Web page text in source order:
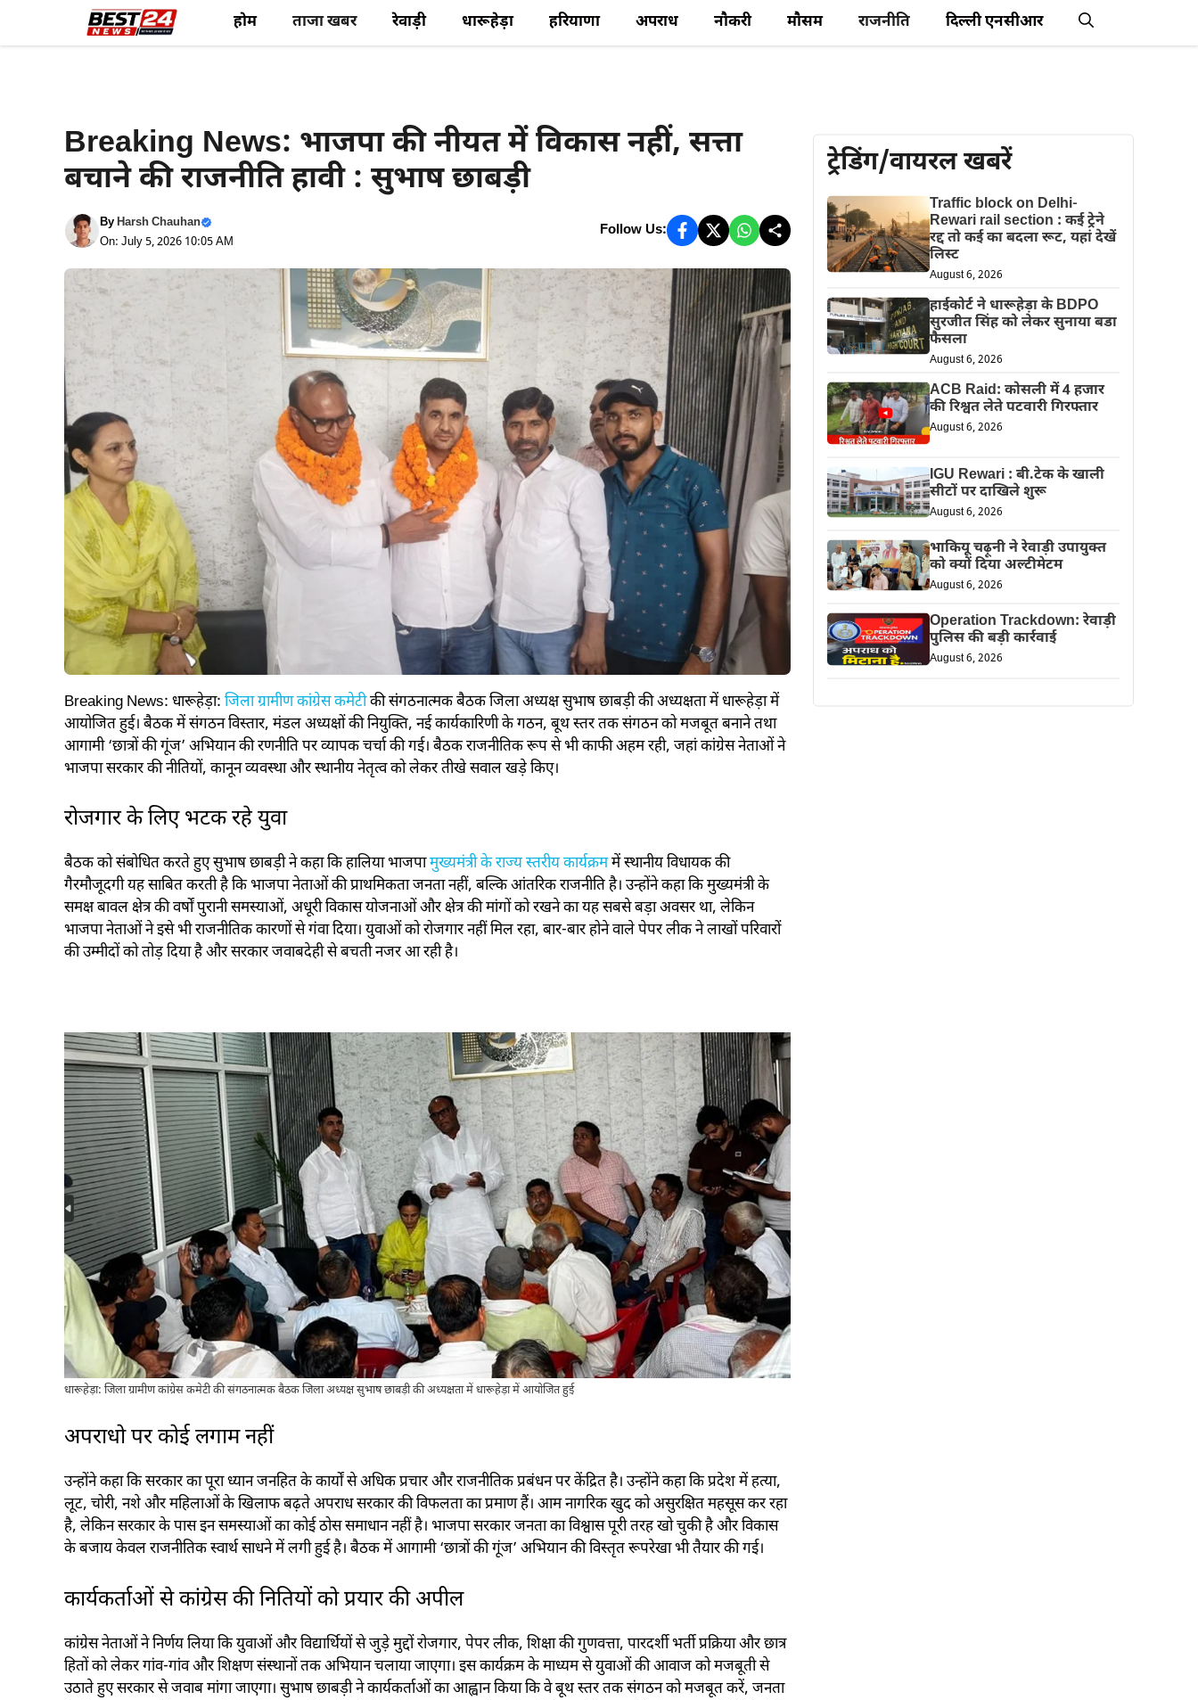
होम ताजा खबर रेवाड़ी धारूहेड़ा हरियाणा अपराध नौकरी मौसम राजनीति दिल्ली एनसीआर
Breaking News: भाजपा की नीयत में विकास नहीं, सत्ता
बचाने की राजनीति हावी : सुभाष छाबड़ी
ByHarsh Chauhan
On: July 5, 2026 10:05 AM
Follow Us:
Breaking News: धारूहेड़ा: जिला ग्रामीण कांग्रेस कमेटीकी संगठनात्मक बैठक जिला अध्यक्ष सुभाष छाबड़ी की अध्यक्षता में धारूहेड़ा में
आयोजित हुई। बैठक में संगठन विस्तार, मंडल अध्यक्षों की नियुक्ति, नई कार्यकारिणी के गठन, बूथ स्तर तक संगठन को मजबूत बनाने तथा
आगामी ‘छात्रों की गूंज’ अभियान की रणनीति पर व्यापक चर्चा की गई। बैठक राजनीतिक रूप से भी काफी अहम रही, जहां कांग्रेस नेताओं ने
भाजपा सरकार की नीतियों, कानून व्यवस्था और स्थानीय नेतृत्व को लेकर तीखे सवाल खड़े किए।
रोजगार के लिए भटक रहे युवा
बैठक को संबोधित करते हुए सुभाष छाबड़ी ने कहा कि हालिया भाजपामुख्यमंत्री के राज्य स्तरीय कार्यक्रममें स्थानीय विधायक की
गैरमौजूदगी यह साबित करती है कि भाजपा नेताओं की प्राथमिकता जनता नहीं, बल्कि आंतरिक राजनीति है। उन्होंने कहा कि मुख्यमंत्री के
समक्ष बावल क्षेत्र की वर्षों पुरानी समस्याओं, अधूरी विकास योजनाओं और क्षेत्र की मांगों को रखने का यह सबसे बड़ा अवसर था, लेकिन
भाजपा नेताओं ने इसे भी राजनीतिक कारणों से गंवा दिया। युवाओं को रोजगार नहीं मिल रहा, बार-बार होने वाले पेपर लीक ने लाखों परिवारों
की उम्मीदों को तोड़ दिया है और सरकार जवाबदेही से बचती नजर आ रही है।
धारूहेड़ा: जिला ग्रामीण कांग्रेस कमेटी की संगठनात्मक बैठक जिला अध्यक्ष सुभाष छाबड़ी की अध्यक्षता में धारूहेड़ा में आयोजित हुई
अपराधो पर कोई लगाम नहीं
उन्होंने कहा कि सरकार का पूरा ध्यान जनहित के कार्यों से अधिक प्रचार और राजनीतिक प्रबंधन पर केंद्रित है। उन्होंने कहा कि प्रदेश में हत्या,
लूट, चोरी, नशे और महिलाओं के खिलाफ बढ़ते अपराध सरकार की विफलता का प्रमाण हैं। आम नागरिक खुद को असुरक्षित महसूस कर रहा
है, लेकिन सरकार के पास इन समस्याओं का कोई ठोस समाधान नहीं है। भाजपा सरकार जनता का विश्वास पूरी तरह खो चुकी है और विकास
के बजाय केवल राजनीतिक स्वार्थ साधने में लगी हुई है। बैठक में आगामी ‘छात्रों की गूंज’ अभियान की विस्तृत रूपरेखा भी तैयार की गई।
कार्यकर्ताओं से कांग्रेस की​ नितियों को प्रयार की अपील
कांग्रेस नेताओं ने निर्णय लिया कि युवाओं और विद्यार्थियों से जुड़े मुद्दों रोजगार, पेपर लीक, शिक्षा की गुणवत्ता, पारदर्शी भर्ती प्रक्रिया और छात्र
हितों को लेकर गांव-गांव और शिक्षण संस्थानों तक अभियान चलाया जाएगा। इस कार्यक्रम के माध्यम से युवाओं की आवाज को मजबूती से
उठाते हुए सरकार से जवाब मांगा जाएगा। सुभाष छाबड़ी ने कार्यकर्ताओं का आह्वान किया कि वे बूथ स्तर तक संगठन को मजबूत करें, जनता
ट्रेडिंग/वायरल खबरें
Traffic block on Delhi-
Rewari rail section : कई ट्रेने
रद्द तो कई का बदला रूट, यहां देखें
लिस्ट
August 6, 2026
हाईकोर्ट ने धारूहेड़ा के BDPO
सुरजीत सिंह को लेकर सुनाया बडा
फैसला
August 6, 2026
ACB Raid: कोसली में 4 हजार
की रिश्वत लेते पटवारी गिरफ्तार
August 6, 2026
IGU Rewari : बी.टेक के खाली
सीटों पर दाखिले शुरू
August 6, 2026
भाकियू चढ़ूनी ने रेवाड़ी उपायुक्त
को क्यों दिया अल्टीमेटम
August 6, 2026
Operation Trackdown: रेवाड़ी
पुलिस की बड़ी कार्रवाई
August 6, 2026